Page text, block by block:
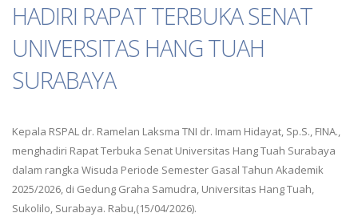
HADIRI RAPAT TERBUKA SENAT
UNIVERSITAS HANG TUAH
SURABAYA
Kepala RSPAL dr. Ramelan Laksma TNI dr. Imam Hidayat, Sp.S., FINA.,
menghadiri Rapat Terbuka Senat Universitas Hang Tuah Surabaya
dalam rangka Wisuda Periode Semester Gasal Tahun Akademik
2025/2026, di Gedung Graha Samudra, Universitas Hang Tuah,
Sukolilo, Surabaya. Rabu,(15/04/2026).